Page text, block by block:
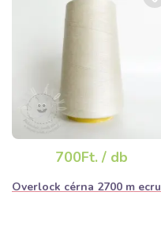
700Ft. / db
Overlock cérna 2700 m ecru